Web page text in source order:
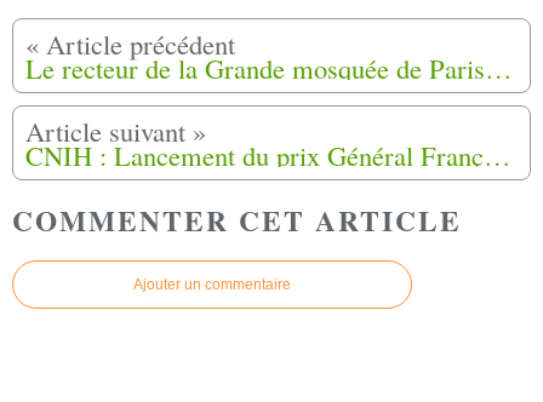
Le recteur de la Grande mosquée de Paris renonce à venir au Mémorial du camp de Rivesaltes (66)
CNIH : Lancement du prix Général François Meyer pour 2024
COMMENTER CET ARTICLE
Ajouter un commentaire